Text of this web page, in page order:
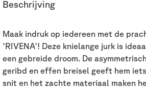
Beschrijving
Maak indruk op iedereen met de
'RIVENA'! Deze knielange jurk is
een gebreide droom. De
geribd en effen breisel geeft hem
snit en het zachte materiaal maken